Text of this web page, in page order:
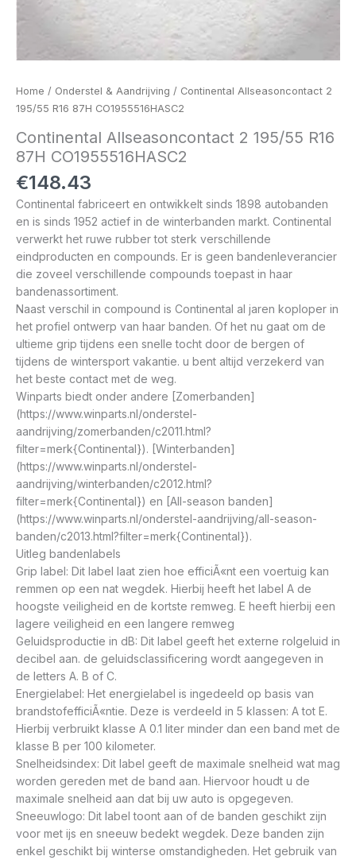
Home / Onderstel & Aandrijving / Continental Allseasoncontact 2
195/55 R16 87H CO1955516HASC2
Continental Allseasoncontact 2 195/55 R16
87H CO1955516HASC2
€148.43
Continental fabriceert en ontwikkelt sinds 1898 autobanden
en is sinds 1952 actief in de winterbanden markt. Continental
verwerkt het ruwe rubber tot sterk verschillende
eindproducten en compounds. Er is geen bandenleverancier
die zoveel verschillende compounds toepast in haar
bandenassortiment.
Naast verschil in compound is Continental al jaren koploper in
het profiel ontwerp van haar banden. Of het nu gaat om de
ultieme grip tijdens een snelle tocht door de bergen of
tijdens de wintersport vakantie. u bent altijd verzekerd van
het beste contact met de weg.
Winparts biedt onder andere [Zomerbanden]
(https://www.winparts.nl/onderstel-
aandrijving/zomerbanden/c2011.html?
filter=merk{Continental}). [Winterbanden]
(https://www.winparts.nl/onderstel-
aandrijving/winterbanden/c2012.html?
filter=merk{Continental}) en [All-season banden]
(https://www.winparts.nl/onderstel-aandrijving/all-season-
banden/c2013.html?filter=merk{Continental}).
Uitleg bandenlabels
Grip label: Dit label laat zien hoe efficiÃ«nt een voertuig kan
remmen op een nat wegdek. Hierbij heeft het label A de
hoogste veiligheid en de kortste remweg. E heeft hierbij een
lagere veiligheid en een langere remweg
Geluidsproductie in dB: Dit label geeft het externe rolgeluid in
decibel aan. de geluidsclassificering wordt aangegeven in
de letters A. B of C.
Energielabel: Het energielabel is ingedeeld op basis van
brandstofefficiÃ«ntie. Deze is verdeeld in 5 klassen: A tot E.
Hierbij verbruikt klasse A 0.1 liter minder dan een band met de
klasse B per 100 kilometer.
Snelheidsindex: Dit label geeft de maximale snelheid wat mag
worden gereden met de band aan. Hiervoor houdt u de
maximale snelheid aan dat bij uw auto is opgegeven.
Sneeuwlogo: Dit label toont aan of de banden geschikt zijn
voor met ijs en sneeuw bedekt wegdek. Deze banden zijn
enkel geschikt bij winterse omstandigheden. Het gebruik van